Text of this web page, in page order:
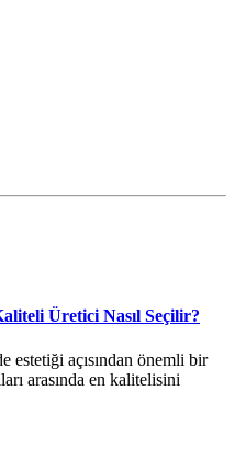
Üretici Nasıl Seçilir?
estetiği açısından önemli bir
arasında en kalitelisini